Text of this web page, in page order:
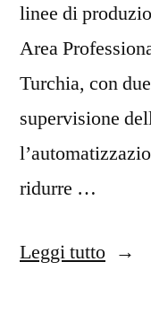
linee di
Area
Turchia, con
supervisione
ridurre …
Leggi tutto